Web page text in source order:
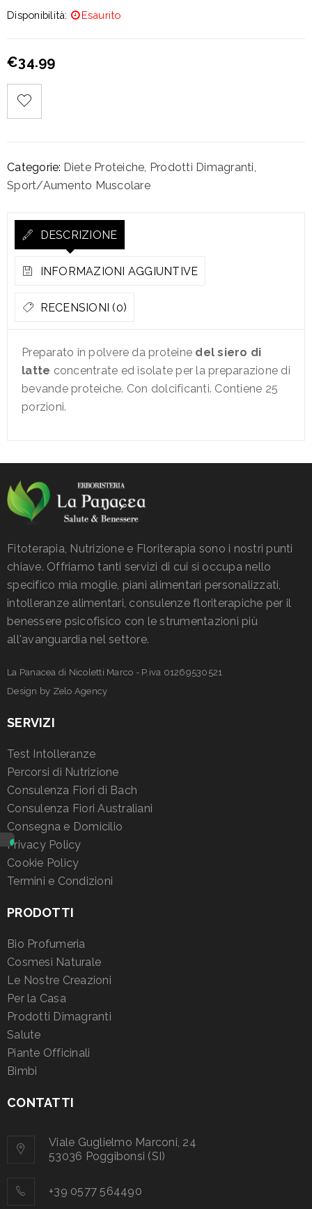
Disponibilità: Esaurito
€34.99
Categorie: Diete Proteiche, Prodotti Dimagranti,
Sport/Aumento Muscolare
DESCRIZIONE
INFORMAZIONI AGGIUNTIVE
RECENSIONI (0)
Preparato in polvere da proteine del siero di
latte concentrate ed isolate per la preparazione di
bevande proteiche. Con dolcificanti. Contiene 25
porzioni.
Fitoterapia, Nutrizione e Floriterapia sono i nostri punti
chiave. Offriamo tanti servizi di cui si occupa nello
specifico mia moglie, piani alimentari personalizzati,
intolleranze alimentari, consulenze floriterapiche per il
benessere psicofisico con le strumentazioni più
all'avanguardia nel settore.
La Panacea di Nicoletti Marco - P.iva 01269530521
Design by Zelo Agency
SERVIZI
Test Intolleranze
Percorsi di Nutrizione
Consulenza Fiori di Bach
Consulenza Fiori Australiani
Consegna e Domicilio
Privacy Policy
Cookie Policy
Termini e Condizioni
PRODOTTI
Bio Profumeria
Cosmesi Naturale
Le Nostre Creazioni
Per la Casa
Prodotti Dimagranti
Salute
Piante Officinali
Bimbi
CONTATTI
Viale Guglielmo Marconi, 24
53036 Poggibonsi (SI)
+39 0577 564490